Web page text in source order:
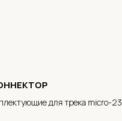
для трека micro-23